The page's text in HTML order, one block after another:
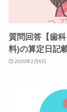
質問回答【歯
料)の算定日記
2020年2月6日